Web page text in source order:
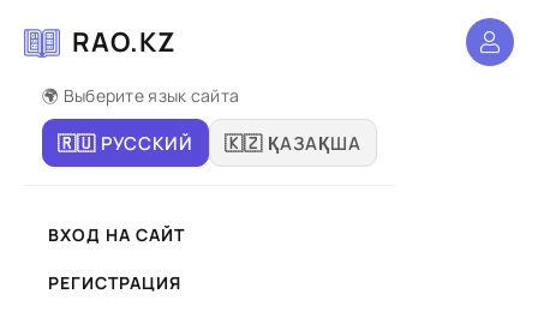
RAO.KZ
🌍 Выберите язык сайта
🇷🇺 РУССКИЙ 🇰🇿 ҚАЗАҚША
ВХОД НА САЙТ
РЕГИСТРАЦИЯ